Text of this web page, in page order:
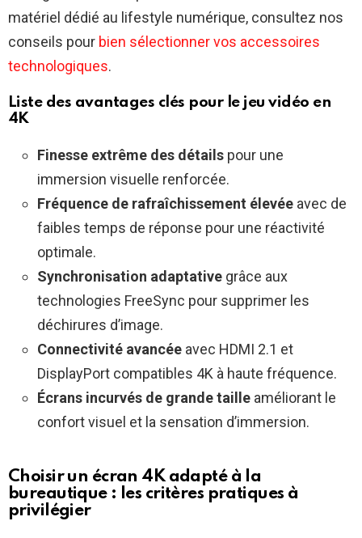
matériel dédié au lifestyle numérique, consultez nos
conseils pour bien sélectionner vos accessoires
technologiques.
Liste des avantages clés pour le jeu vidéo en
4K
Finesse extrême des détails pour une
immersion visuelle renforcée.
Fréquence de rafraîchissement élevée avec de
faibles temps de réponse pour une réactivité
optimale.
Synchronisation adaptative grâce aux
technologies FreeSync pour supprimer les
déchirures d’image.
Connectivité avancée avec HDMI 2.1 et
DisplayPort compatibles 4K à haute fréquence.
Écrans incurvés de grande taille améliorant le
confort visuel et la sensation d’immersion.
Choisir un écran 4K adapté à la
bureautique : les critères pratiques à
privilégier